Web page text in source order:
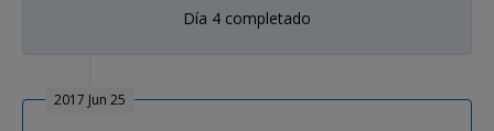
Día 4 completado
2017 Jun 25